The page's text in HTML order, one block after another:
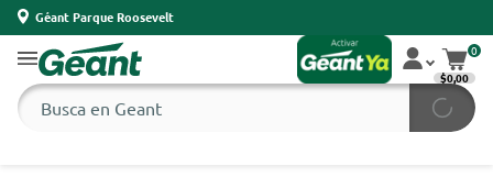
Géant Parque Roosevelt
0
$0,00